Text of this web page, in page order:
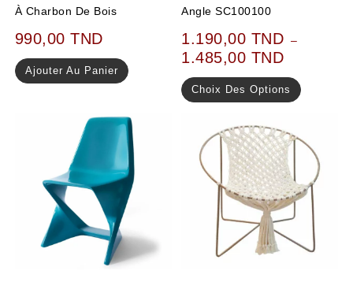
À Charbon De Bois
990,00TND
Ajouter Au Panier
Angle SC100100
1.190,00 TND –
1.485,00 TND
Choix Des Options